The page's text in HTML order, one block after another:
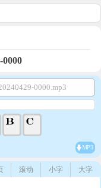
0000
0000.mp3
MP3
大字
小字
滚动